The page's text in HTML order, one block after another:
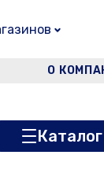
О
Каталог